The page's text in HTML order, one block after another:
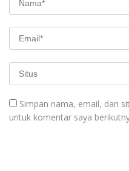
Simpan nama, email, dan
untuk komentar saya